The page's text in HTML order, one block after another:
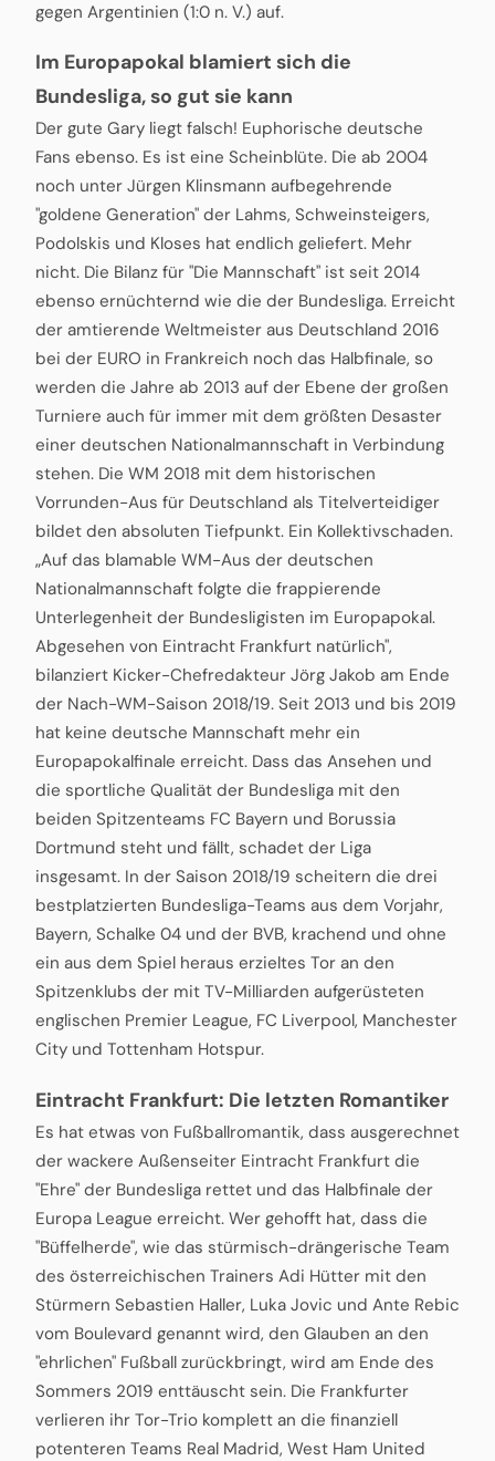
gegen Argentinien (1:0 n. V.) auf.
Im Europapokal blamiert sich die
Bundesliga, so gut sie kann
Der gute Gary liegt falsch! Euphorische deutsche
Fans ebenso. Es ist eine Scheinblüte. Die ab 2004
noch unter Jürgen Klinsmann aufbegehrende
"goldene Generation" der Lahms, Schweinsteigers,
Podolskis und Kloses hat endlich geliefert. Mehr
nicht. Die Bilanz für "Die Mannschaft" ist seit 2014
ebenso ernüchternd wie die der Bundesliga. Erreicht
der amtierende Weltmeister aus Deutschland 2016
bei der EURO in Frankreich noch das Halbfinale, so
werden die Jahre ab 2013 auf der Ebene der großen
Turniere auch für immer mit dem größten Desaster
einer deutschen Nationalmannschaft in Verbindung
stehen. Die WM 2018 mit dem historischen
Vorrunden-Aus für Deutschland als Titelverteidiger
bildet den absoluten Tiefpunkt. Ein Kollektivschaden.
„Auf das blamable WM-Aus der deutschen
Nationalmannschaft folgte die frappierende
Unterlegenheit der Bundesligisten im Europapokal.
Abgesehen von Eintracht Frankfurt natürlich",
bilanziert Kicker-Chefredakteur Jörg Jakob am Ende
der Nach-WM-Saison 2018/19. Seit 2013 und bis 2019
hat keine deutsche Mannschaft mehr ein
Europapokalfinale erreicht. Dass das Ansehen und
die sportliche Qualität der Bundesliga mit den
beiden Spitzenteams FC Bayern und Borussia
Dortmund steht und fällt, schadet der Liga
insgesamt. In der Saison 2018/19 scheitern die drei
bestplatzierten Bundesliga-Teams aus dem Vorjahr,
Bayern, Schalke 04 und der BVB, krachend und ohne
ein aus dem Spiel heraus erzieltes Tor an den
Spitzenklubs der mit TV-Milliarden aufgerüsteten
englischen Premier League, FC Liverpool, Manchester
City und Tottenham Hotspur.
Eintracht Frankfurt: Die letzten Romantiker
Es hat etwas von Fußballromantik, dass ausgerechnet
der wackere Außenseiter Eintracht Frankfurt die
"Ehre" der Bundesliga rettet und das Halbfinale der
Europa League erreicht. Wer gehofft hat, dass die
"Büffelherde", wie das stürmisch-drängerische Team
des österreichischen Trainers Adi Hütter mit den
Stürmern Sebastien Haller, Luka Jovic und Ante Rebic
vom Boulevard genannt wird, den Glauben an den
"ehrlichen" Fußball zurückbringt, wird am Ende des
Sommers 2019 enttäuscht sein. Die Frankfurter
verlieren ihr Tor-Trio komplett an die finanziell
potenteren Teams Real Madrid, West Ham United